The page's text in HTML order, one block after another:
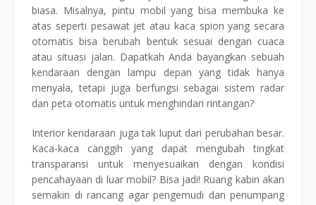
biasa. Misalnya, pintu mobil yang bisa membuka ke
atas seperti pesawat jet atau kaca spion yang secara
otomatis bisa berubah bentuk sesuai dengan cuaca
atau situasi jalan. Dapatkah Anda bayangkan sebuah
kendaraan dengan lampu depan yang tidak hanya
menyala, tetapi juga berfungsi sebagai sistem radar
dan peta otomatis untuk menghindari rintangan?
Interior kendaraan juga tak luput dari perubahan besar.
Kaca-kaca canggih yang dapat mengubah tingkat
transparansi untuk menyesuaikan dengan kondisi
pencahayaan di luar mobil? Bisa jadi! Ruang kabin akan
semakin di rancang agar pengemudi dan penumpang